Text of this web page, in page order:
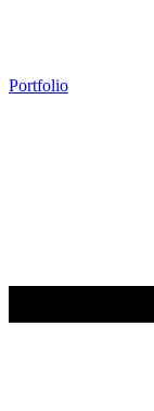
Portfolio